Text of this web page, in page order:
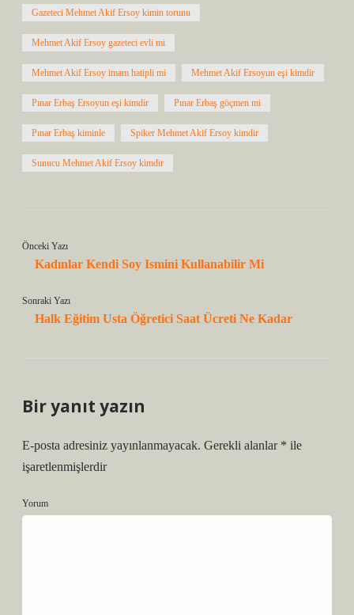
Gazeteci Mehmet Akif Ersoy kimin torunu
Mehmet Akif Ersoy gazeteci evli mi
Mehmet Akif Ersoy imam hatipli mi Mehmet Akif Ersoyun eşi kimdir
Pınar Erbaş Ersoyun eşi kimdir Pınar Erbaş göçmen mi
Pınar Erbaş kiminle Spiker Mehmet Akif Ersoy kimdir
Sunucu Mehmet Akif Ersoy kimdir
Önceki Yazı
Kadınlar Kendi Soy Ismini Kullanabilir Mi
Sonraki Yazı
Halk Eğitim Usta Öğretici Saat Ücreti Ne Kadar
Bir yanıt yazın
E-posta adresiniz yayınlanmayacak. Gerekli alanlar * ile
işaretlenmişlerdir
Yorum